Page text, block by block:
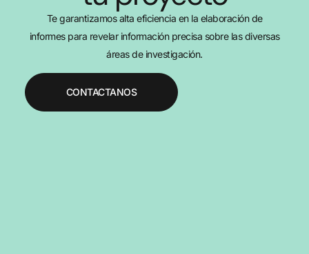
Te garantizamos alta eficiencia en la elaboración de
informes para revelar información precisa sobre las diversas
áreas de investigación.
CONTACTANOS